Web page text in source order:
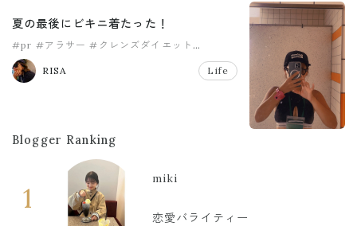
夏の最後にビキニ着たった！
#pr #アラサー #クレンズダイエット
#コンブチャ
RISA
Life
Blogger Ranking
1
miki
恋愛バライティー